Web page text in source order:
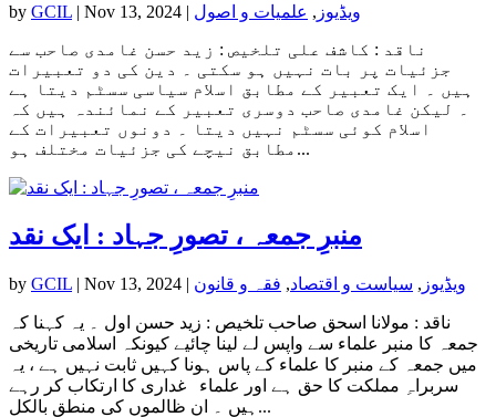
by GCIL | Nov 13, 2024 | ویڈیوز , علمیات و اصول
ناقد : کاشف علی تلخیص : زید حسن غامدی صاحب سے
جزئیات پر بات نہیں ہو سکتی ۔ دین کی دو تعبیرات
ہیں ۔ ایک تعبیر کے مطابق اسلام سیاسی سسٹم دیتا ہے
۔ لیکن غامدی صاحب دوسری تعبیر کے نمائندہ ہیں کہ
اسلام کوئی سسٹم نہیں دیتا ۔ دونوں تعبیرات کے
مطابق نیچے کی جزئیات مختلف ہو...
منبرِ جمعہ ، تصورِ جہاد : ایک نقد
by GCIL | Nov 13, 2024 | ویڈیوز , سیاست و اقتصاد, فقہ و قانون
ناقد : مولانا اسحق صاحب تلخیص : زید حسن اول ۔ یہ کہنا کہ
جمعہ کا منبر علماء سے واپس لے لینا چائیے کیونکہ اسلامی تاریخی
میں جمعہ کے منبر کا علماء کے پاس ہونا کہیں ثابت نہیں ہے ، یہ
سربراہِ مملکت کا حق ہے اور علماء غداری کا ارتکاب کر رہے
ہیں ۔ ان ظالموں کی منطق بالکل...